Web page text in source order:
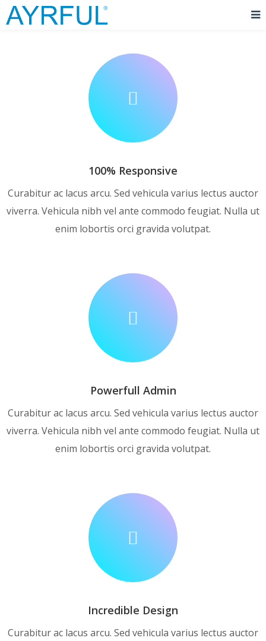
100% Responsive
Curabitur ac lacus arcu. Sed vehicula varius lectus auctor
viverra. Vehicula nibh vel ante commodo feugiat. Nulla ut
enim lobortis orci gravida volutpat.
Powerfull Admin
Curabitur ac lacus arcu. Sed vehicula varius lectus auctor
viverra. Vehicula nibh vel ante commodo feugiat. Nulla ut
enim lobortis orci gravida volutpat.
Incredible Design
Curabitur ac lacus arcu. Sed vehicula varius lectus auctor